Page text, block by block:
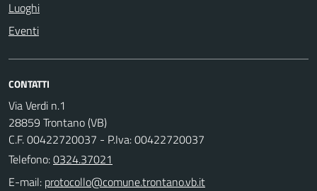
Luoghi
Eventi
CONTATTI
Via Verdi n.1
28859 Trontano (VB)
C.F. 00422720037 - P.Iva: 00422720037
Telefono:0324.37021
E-mail: